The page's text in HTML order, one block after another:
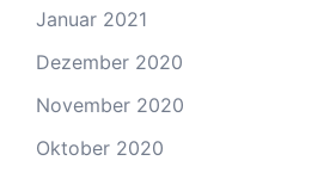
Januar 2021
Dezember 2020
November 2020
Oktober 2020